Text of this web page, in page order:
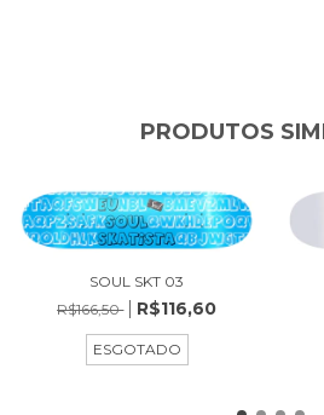
PRODUTOS
SOUL SKT 03
R$166,50
R$116,60
ESGOTADO